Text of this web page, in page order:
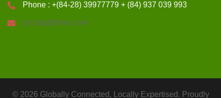
Phone : +(84-28) 39977779 + (84) 937 039 993
pricing@fdivn.com
© 2026 Globally Connected, Locally Expertised. Proudly